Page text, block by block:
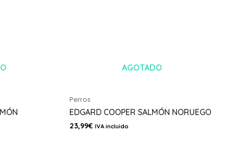
AGOTADO
Perros
EDGARD COOPER SALMÓN NORUEGO
23,99€ IVA incluido